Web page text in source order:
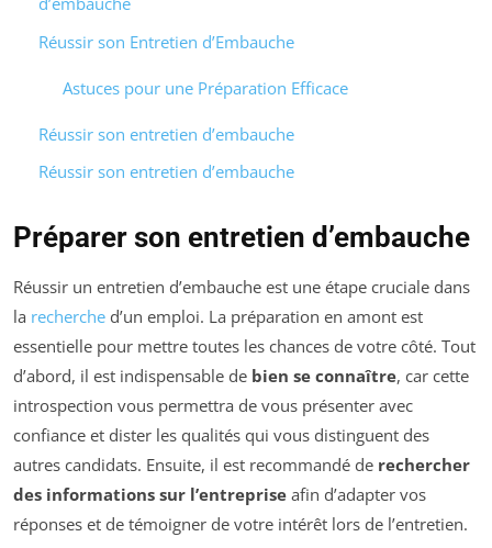
Réussir son Entretien d’Embauche
Astuces pour une Préparation Efficace
Réussir son entretien d’embauche
Réussir son entretien d’embauche
Préparer son entretien d’embauche
Réussir un entretien d’embauche est une étape cruciale dans
la recherche d’un emploi. La préparation en amont est
essentielle pour mettre toutes les chances de votre côté. Tout
d’abord, il est indispensable de bien se connaître, car cette
introspection vous permettra de vous présenter avec
confiance et dister les qualités qui vous distinguent des
autres candidats. Ensuite, il est recommandé de rechercher
des informations sur l’entreprise afin d’adapter vos
réponses et de témoigner de votre intérêt lors de l’entretien.